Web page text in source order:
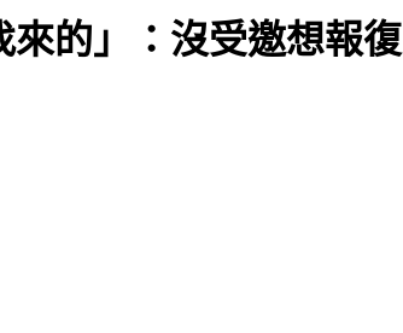
的」：沒受邀想報復